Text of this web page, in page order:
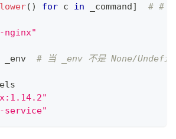
lower() for c in _command]
# # 将
nginx"
_env # 当 _env 不是 None/
service"